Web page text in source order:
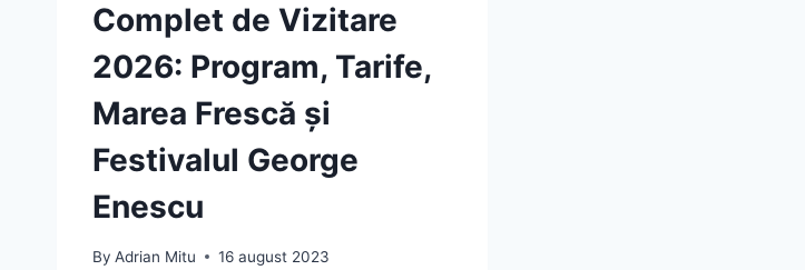
Complet de Vizitare
2026: Program, Tarife,
Marea Frescă și
Festivalul George
Enescu
By Adrian Mitu 16 august 2023